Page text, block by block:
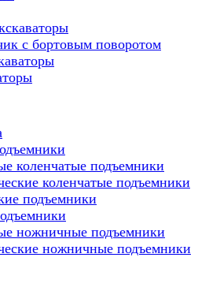
с бортовым поворотом
коленчатые подъемники
коленчатые подъемники
подъемники
ножничные подъемники
ножничные подъемники